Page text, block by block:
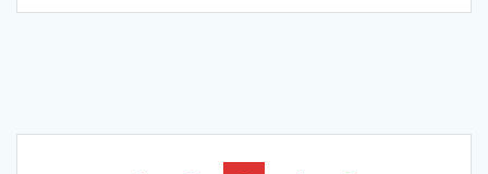
Beitragsnavigation